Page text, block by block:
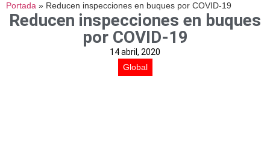
Portada » Reducen inspecciones en buques por COVID-19
Reducen inspecciones en buques
por COVID-19
14 abril, 2020
Global